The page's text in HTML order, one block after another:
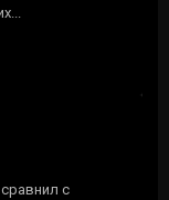
с